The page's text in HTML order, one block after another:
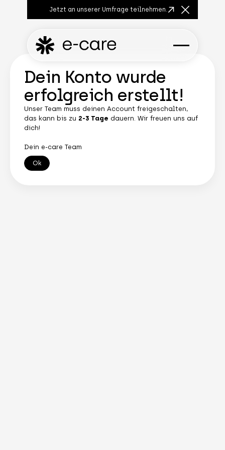
Jetzt an unserer Umfrage teilnehmen.
Close
Dein Konto wurde
erfolgreich erstellt!
Unser Team muss deinen Account freigeschalten,
das kann bis zu 2-3 Tage dauern. Wir freuen uns auf
dich!
Dein e-care Team
Ok